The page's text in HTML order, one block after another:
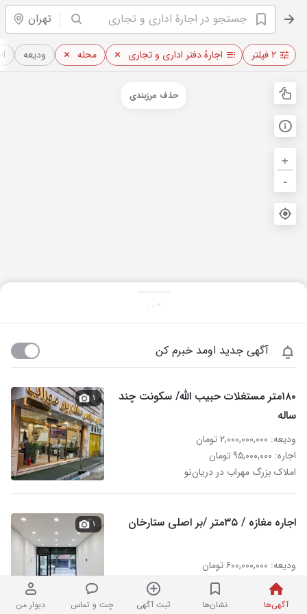
تهران
آگهی‌ها نشان‌ها ثبت آگهی چت و تماس دیوار من
۲ فیلتر اجارهٔ دفتر اداری و تجاری محله ودیعه
+
-
حذف مرزبندی
آگهی جدید اومد خبرم کن
۱۸۰متر مستغلات حبیب الله/ سکونت چند
ساله
ودیعه: ۲,۰۰۰,۰۰۰,۰۰۰ تومان
اجاره: ۹۵,۰۰۰,۰۰۰ تومان
املاک بزرگ مهراب در دریان‌نو
۱
اجاره مغازه / ۳۵متر /بر اصلی ستارخان
ودیعه: ۶۰۰,۰۰۰,۰۰۰ تومان
اجاره: ۸۶,۰۰۰,۰۰۰ تومان
املاک بزرگ مهراب در دریان‌نو
۱